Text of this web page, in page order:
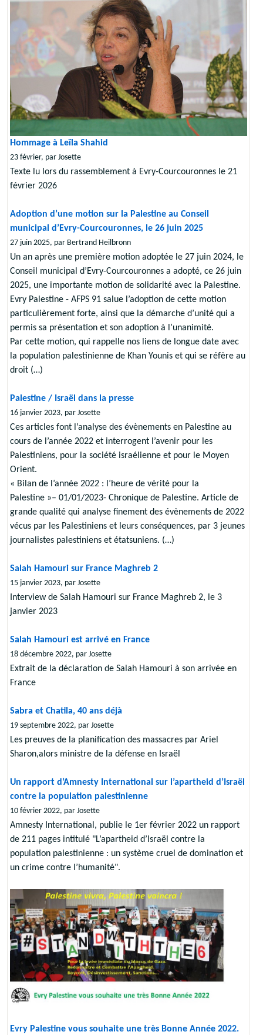
Hommage à Leïla Shahid
23 février, par Josette
Texte lu lors du rassemblement à Evry-Courcouronnes le 21
février 2026
Adoption d’une motion sur la Palestine au Conseil
municipal d’Evry-Courcouronnes, le 26 juin 2025
27 juin 2025, par Bertrand Heilbronn
Un an après une première motion adoptée le 27 juin 2024, le
Conseil municipal d’Evry-Courcouronnes a adopté, ce 26 juin
2025, une importante motion de solidarité avec la Palestine.
Evry Palestine - AFPS 91 salue l’adoption de cette motion
particulièrement forte, ainsi que la démarche d’unité qui a
permis sa présentation et son adoption à l’unanimité.
Par cette motion, qui rappelle nos liens de longue date avec
la population palestinienne de Khan Younis et qui se réfère au
droit (…)
Palestine / Israël dans la presse
16 janvier 2023, par Josette
Ces articles font l’analyse des évènements en Palestine au
cours de l’année 2022 et interrogent l’avenir pour les
Palestiniens, pour la société israélienne et pour le Moyen
Orient.
« Bilan de l’année 2022 : l’heure de vérité pour la
Palestine »– 01/01/2023- Chronique de Palestine. Article de
grande qualité qui analyse finement des évènements de 2022
vécus par les Palestiniens et leurs conséquences, par 3 jeunes
journalistes palestiniens et étatsuniens. (…)
Salah Hamouri sur France Maghreb 2
15 janvier 2023, par Josette
Interview de Salah Hamouri sur France Maghreb 2, le 3
janvier 2023
Salah Hamouri est arrivé en France
18 décembre 2022, par Josette
Extrait de la déclaration de Salah Hamouri à son arrivée en
France
Sabra et Chatila, 40 ans déjà
19 septembre 2022, par Josette
Les preuves de la planification des massacres par Ariel
Sharon,alors ministre de la défense en Israël
Un rapport d’Amnesty International sur l’apartheid d’Israël
contre la population palestinienne
10 février 2022, par Josette
Amnesty International, publie le 1er février 2022 un rapport
de 211 pages intitulé "L’apartheid d’Israël contre la
population palestinienne : un système cruel de domination et
un crime contre l’humanité".
Evry Palestine vous souhaite une très Bonne Année 2022.